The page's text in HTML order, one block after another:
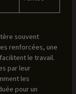
souvent
renforcées, une
le travail.
par leur
les
pour un